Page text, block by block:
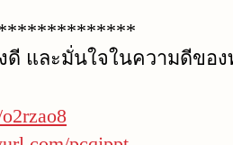
ดี และมั่นใจในความดีขอ